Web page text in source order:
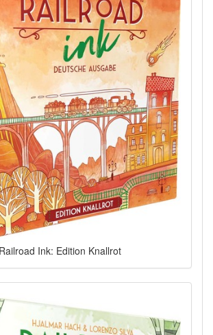
Railroad Ink: Edition Knallrot